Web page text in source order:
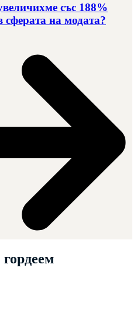
със 188%
на модата?
гордеем